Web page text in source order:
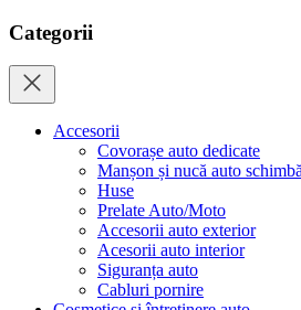
Categorii
Accesorii
Covorașe auto dedicate
Manșon și nucă auto
Huse
Prelate Auto/Moto
Accesorii auto exterior
Acesorii auto interior
Siguranța auto
Cabluri pornire